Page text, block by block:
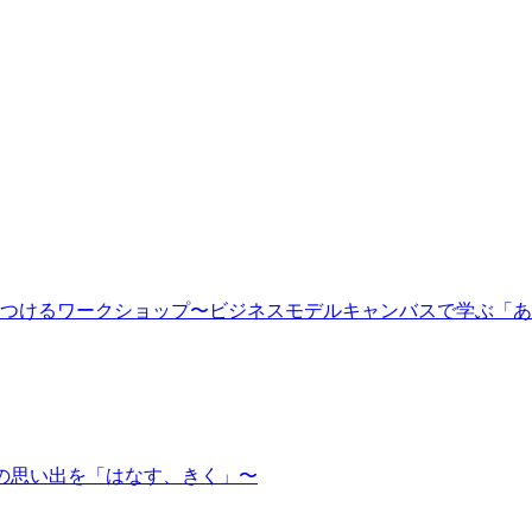
けるワークショップ〜ビジネスモデルキャンバスで学ぶ「
思い出を「はなす、きく」〜